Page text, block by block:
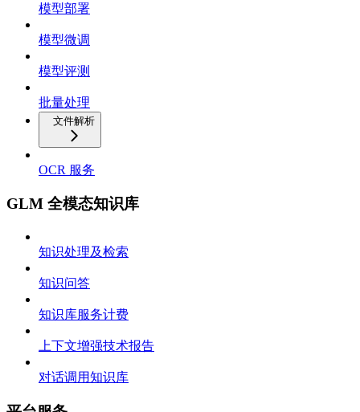
模型部署
模型微调
模型评测
批量处理
文件解析
OCR 服务
GLM 全模态知识库
知识处理及检索
知识问答
知识库服务计费
上下文增强技术报告
对话调用知识库